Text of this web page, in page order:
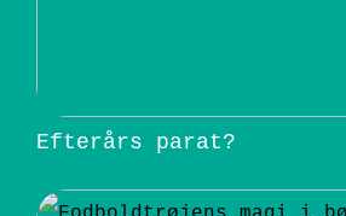
Efterårs parat?